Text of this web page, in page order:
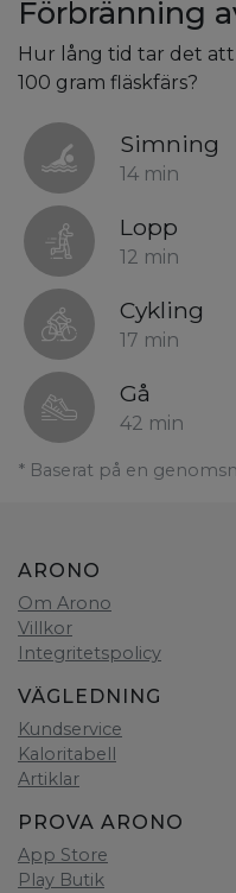
Förbränning
Hur lång tid tar det att
100 gram fläskfärs?
Simning
14 min
Lopp
12 min
Cykling
17 min
Gå
42 min
* Baserat på en
ARONO
Om Arono
Villkor
Integritetspolicy
VÄGLEDNING
Kundservice
Kaloritabell
Artiklar
PROVA ARONO
App Store
Play Butik